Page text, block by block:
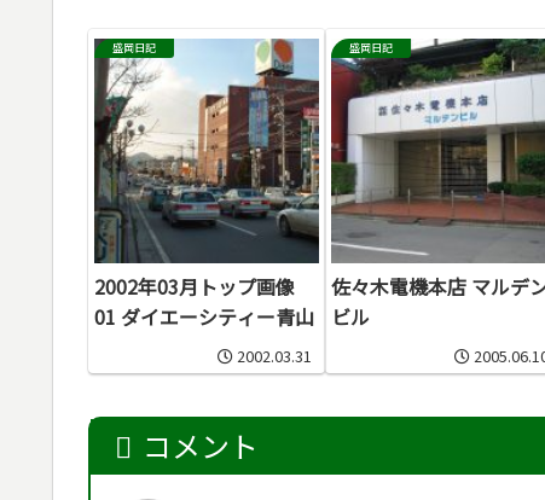
盛岡日記
2002年03月トップ画像
01 ダイエーシティー青山
2002.03.31
盛岡日記
佐々木電機本店 マルデ
ビル
コメント